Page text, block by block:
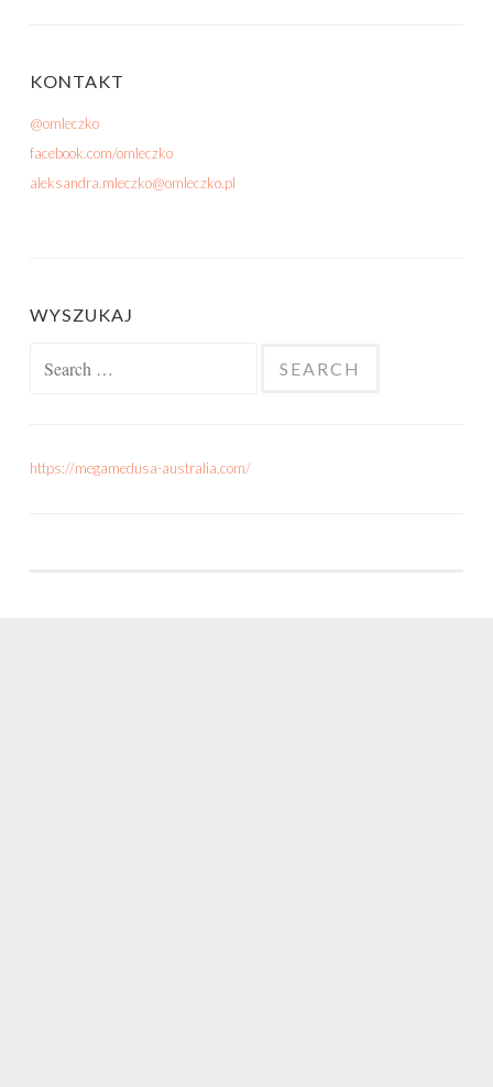
KONTAKT
@omleczko
facebook.com/omleczko
aleksandra.mleczko@omleczko.pl
WYSZUKAJ
https://megamedusa-australia.com/